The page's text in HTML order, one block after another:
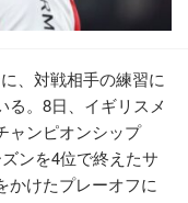
、対戦相手の練習に
る。8日、イギリスメ
ャンピオンシップ
ンを4位で終えたサ
かけたプレーオフに